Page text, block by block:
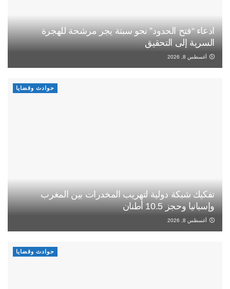
ادعاء “فتح الحدود” نحو سبتة يجر مرشحة للهجرة
السرية إلى التحقيق
أغسطس 8, 2026
حوادث وقضايا
تفكيك شبكة دولية لتهريب المخدرات بين المغرب
وإسبانيا وحجز 10.5 أطنان
أغسطس 8, 2026
حوادث وقضايا